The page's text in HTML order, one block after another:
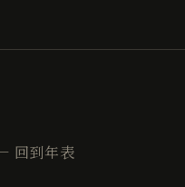
回到年表